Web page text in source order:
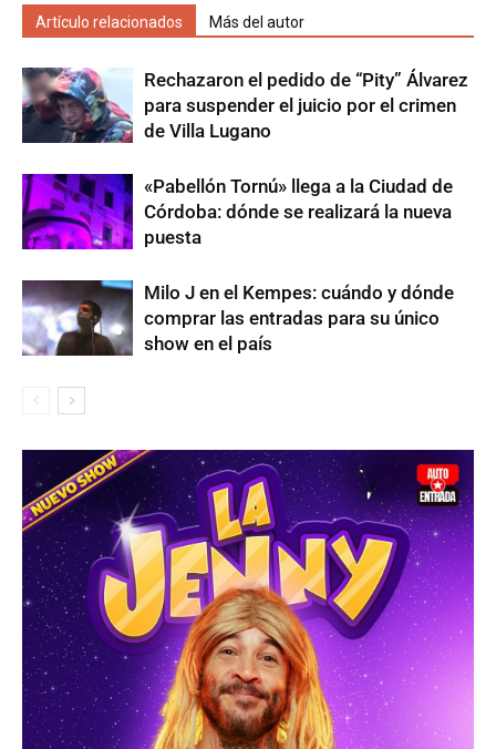
Artículo relacionados Más del autor
Rechazaron el pedido de “Pity” Álvarez
para suspender el juicio por el crimen
de Villa Lugano
«Pabellón Tornú» llega a la Ciudad de
Córdoba: dónde se realizará la nueva
puesta
Milo J en el Kempes: cuándo y dónde
comprar las entradas para su único
show en el país